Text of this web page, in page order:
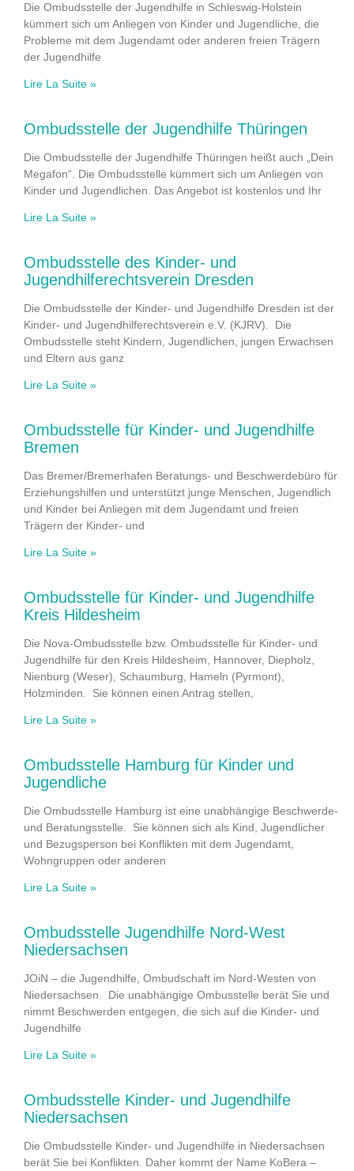
Die Ombudsstelle der Jugendhilfe in Schleswig-Holstein
kümmert sich um Anliegen von Kinder und Jugendliche, die
Probleme mit dem Jugendamt oder anderen freien Trägern
der Jugendhilfe
Lire La Suite »
Ombudsstelle der Jugendhilfe Thüringen
Die Ombudsstelle der Jugendhilfe Thüringen heißt auch „Dein
Megafon“. Die Ombudsstelle kümmert sich um Anliegen von
Kinder und Jugendlichen. Das Angebot ist kostenlos und Ihr
Lire La Suite »
Ombudsstelle des Kinder- und
Jugendhilferechtsverein Dresden
Die Ombudsstelle der Kinder- und Jugendhilfe Dresden ist der
Kinder- und Jugendhilferechtsverein e.V. (KJRV). Die
Ombudsstelle steht Kindern, Jugendlichen, jungen Erwachsen
und Eltern aus ganz
Lire La Suite »
Ombudsstelle für Kinder- und Jugendhilfe
Bremen
Das Bremer/Bremerhafen Beratungs- und Beschwerdebüro für
Erziehungshilfen und unterstützt junge Menschen, Jugendlich
und Kinder bei Anliegen mit dem Jugendamt und freien
Trägern der Kinder- und
Lire La Suite »
Ombudsstelle für Kinder- und Jugendhilfe
Kreis Hildesheim
Die Nova-Ombudsstelle bzw. Ombudsstelle für Kinder- und
Jugendhilfe für den Kreis Hildesheim, Hannover, Diepholz,
Nienburg (Weser), Schaumburg, Hameln (Pyrmont),
Holzminden. Sie können einen Antrag stellen,
Lire La Suite »
Ombudsstelle Hamburg für Kinder und
Jugendliche
Die Ombudsstelle Hamburg ist eine unabhängige Beschwerde-
und Beratungsstelle. Sie können sich als Kind, Jugendlicher
und Bezugsperson bei Konflikten mit dem Jugendamt,
Wohngruppen oder anderen
Lire La Suite »
Ombudsstelle Jugendhilfe Nord-West
Niedersachsen
JOiN – die Jugendhilfe, Ombudschaft im Nord-Westen von
Niedersachsen. Die unabhängige Ombusstelle berät Sie und
nimmt Beschwerden entgegen, die sich auf die Kinder- und
Jugendhilfe
Lire La Suite »
Ombudsstelle Kinder- und Jugendhilfe
Niedersachsen
Die Ombudsstelle Kinder- und Jugendhilfe in Niedersachsen
berät Sie bei Konflikten. Daher kommt der Name KoBera –